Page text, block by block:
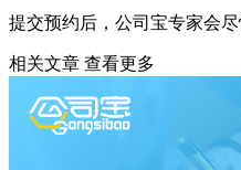
提交预约后，公司宝专家会
相关文章 查看更多